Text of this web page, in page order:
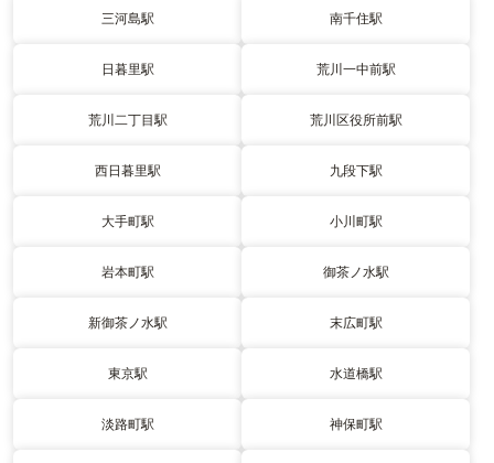
三河島駅 南千住駅
日暮里駅 荒川一中前駅
荒川二丁目駅 荒川区役所前駅
西日暮里駅 九段下駅
大手町駅 小川町駅
岩本町駅 御茶ノ水駅
新御茶ノ水駅 末広町駅
東京駅 水道橋駅
淡路町駅 神保町駅